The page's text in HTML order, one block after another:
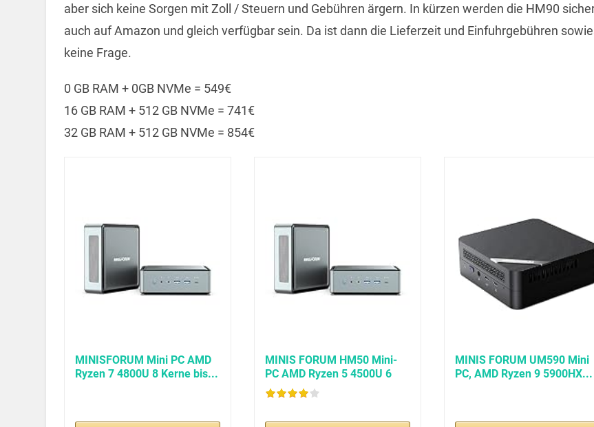
aber sich keine Sorgen mit Zoll / Steuern und Gebühren ärgern. In kürzen werden die HM90
auch auf Amazon und gleich verfügbar sein. Da ist dann die Lieferzeit und Einfuhrgebühren
keine Frage.
0 GB RAM + 0GB NVMe = 549€
16 GB RAM + 512 GB NVMe = 741€
32 GB RAM + 512 GB NVMe = 854€
MINISFORUM Mini PC AMD
Ryzen 7 4800U 8 Kerne bis...
MINIS FORUM HM50 Mini-
PC AMD Ryzen 5 4500U 6
Kerne...
MINIS FORUM UM590 Mini
PC, AMD Ryzen 9 5900HX...